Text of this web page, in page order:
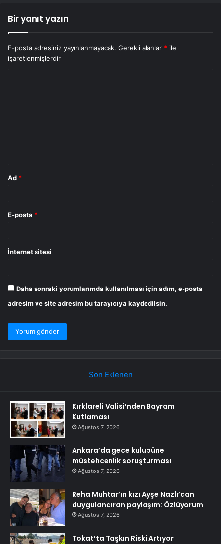
Bir yanıt yazın
E-posta adresiniz yayınlanmayacak. Gerekli alanlar * ile
işaretlenmişlerdir
Ad *
E-posta *
İnternet sitesi
Daha sonraki yorumlarımda kullanılması için adım, e-posta
adresim ve site adresim bu tarayıcıya kaydedilsin.
Son Eklenen
Kırklareli Valisi’nden Bayram
Kutlaması
Ağustos 7, 2026
Ankara’da gece kulubüne
müstehcenlik soruşturması
Ağustos 7, 2026
Reha Muhtar’ın kızı Ayşe Nazlı’dan
duygulandıran paylaşım: Özlüyorum
Ağustos 7, 2026
Tokat’ta Taşkın Riski Artıyor